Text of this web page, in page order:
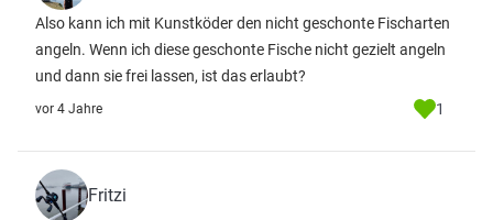
Also kann ich mit Kunstköder den nicht geschonte Fischarten
angeln. Wenn ich diese geschonte Fische nicht gezielt angeln
und dann sie frei lassen, ist das erlaubt?
vor 4 Jahre 1
Fritzi